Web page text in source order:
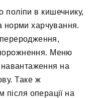
поліпи в кишечнику,
норми харчування.
Меню
на
Таке ж
після операції на